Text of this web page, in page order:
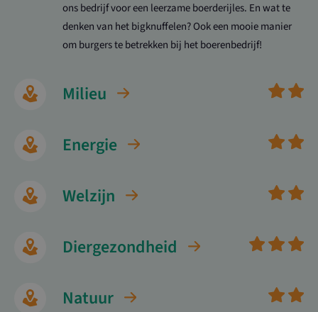
ons bedrijf voor een leerzame boerderijles. En wat te
denken van het bigknuffelen? Ook een mooie manier
om burgers te betrekken bij het boerenbedrijf!
Milieu
Energie
Welzijn
Diergezondheid
Natuur